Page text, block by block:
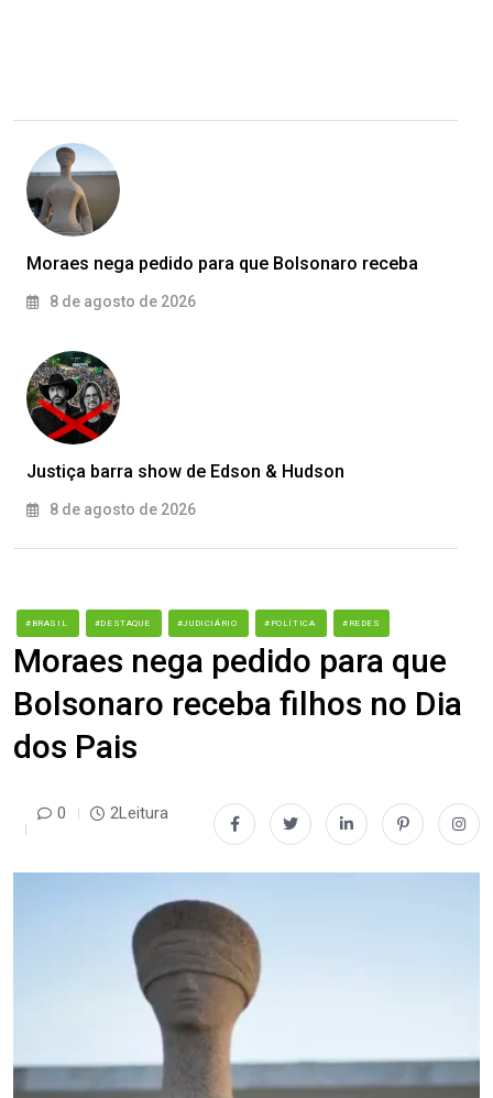
Moraes nega pedido para que Bolsonaro receba
8 de agosto de 2026
Justiça barra show de Edson & Hudson
8 de agosto de 2026
#BRASIL #DESTAQUE #JUDICIÁRIO #POLÍTICA #REDES
Moraes nega pedido para que
Bolsonaro receba filhos no Dia
dos Pais
0 2Leitura